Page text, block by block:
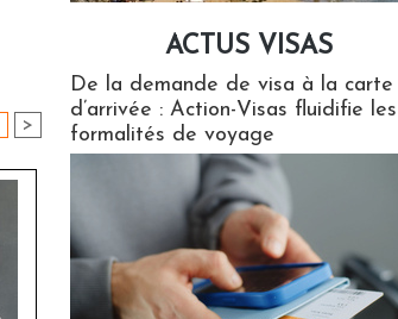
>
ACTUS VISAS
De la demande de visa à la carte
d’arrivée : Action-Visas fluidifie les
formalités de voyage